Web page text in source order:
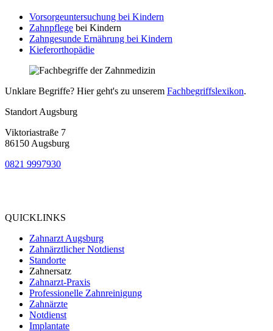
Vorsorgeuntersuchung bei Kindern
Zahnpflege bei Kindern
Zahngesunde Ernährung bei Kindern
Kieferorthopädie
Unklare Begriffe? Hier geht's zu unserem Fachbegriffslexikon.
Standort Augsburg
Viktoriastraße 7
86150 Augsburg
0821 9997930
QUICKLINKS
Zahnarzt Augsburg
Zahnärztlicher Notdienst
Standorte
Zahnersatz
Zahnarzt-Praxis
Professionelle Zahnreinigung
Zahnärzte
Notdienst
Implantate